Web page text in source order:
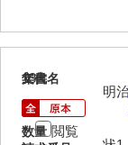
神
13
文書名
年代
明
数量 閲覧